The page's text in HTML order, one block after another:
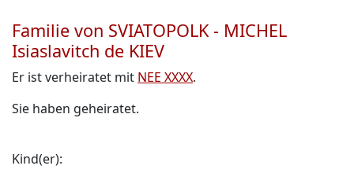
Familie von SVIATOPOLK - MICHEL
Isiaslavitch de KIEV
Er ist verheiratet mit NEE XXXX.
Sie haben geheiratet.
Kind(er):